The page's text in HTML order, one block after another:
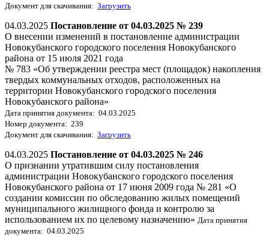
Документ для скачивания: Загрузить
04.03.2025 Постановление от 04.03.2025 № 239
О внесении изменений в постановление администрации
Новокубанского городского поселения Новокубанского
района от 15 июля 2021 года
№ 783 «Об утверждении реестра мест (площадок) накопления
твердых коммунальных отходов, расположенных на
территории Новокубанского городского поселения
Новокубанского района»
Дата принятия документа: 04.03.2025
Номер документа: 239
Документ для скачивания: Загрузить
04.03.2025 Постановление от 04.03.2025 № 246
О признании утратившим силу постановления
администрации Новокубанского городского поселения
Новокубанского района от 17 июня 2009 года № 281 «О
создании комиссии по обследованию жилых помещений
муниципального жилищного фонда и контролю за
использованием их по целевому назначению» Дата принятия
документа: 04.03.2025